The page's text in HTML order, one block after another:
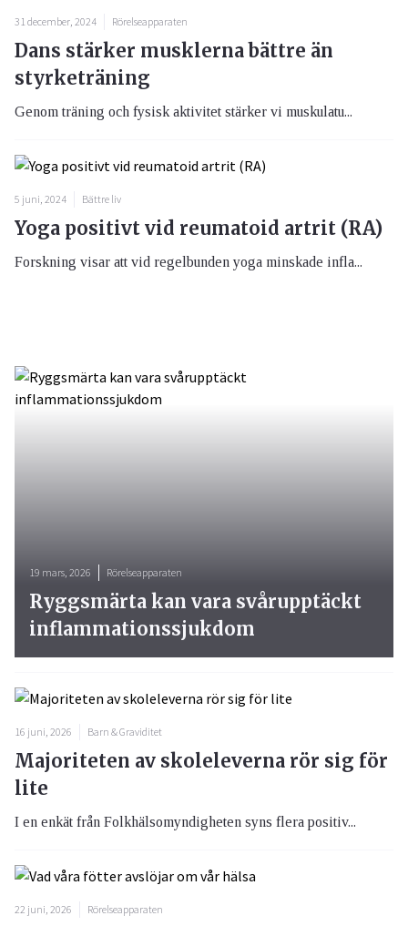
31 december, 2024 Rörelseapparaten
Dans stärker musklerna bättre än
styrketräning
Genom träning och fysisk aktivitet stärker vi muskulatu...
5 juni, 2024 Bättre liv
Yoga positivt vid reumatoid artrit (RA)
Forskning visar att vid regelbunden yoga minskade infla...
16 juni, 2026 Barn & Graviditet
Majoriteten av skoleleverna rör sig för
lite
I en enkät från Folkhälsomyndigheten syns flera positiv...
22 juni, 2026 Rörelseapparaten
19 mars, 2026 Rörelseapparaten
Ryggsmärta kan vara svårupptäckt
inflammationssjukdom